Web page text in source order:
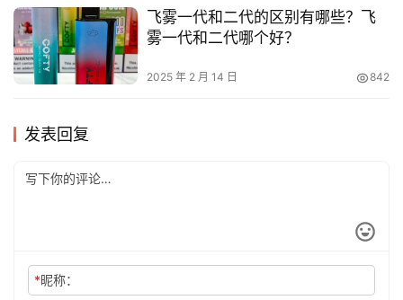
飞雾一代和二代的区别有哪些？飞
雾一代和二代哪个好？
2025 年 2 月 14 日 842
发表回复
*昵称：